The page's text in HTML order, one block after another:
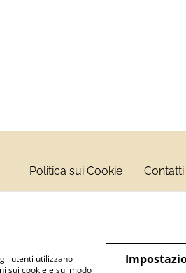
Politica sui Cookie Contatti
utenti utilizzano i
sui cookie e sul modo